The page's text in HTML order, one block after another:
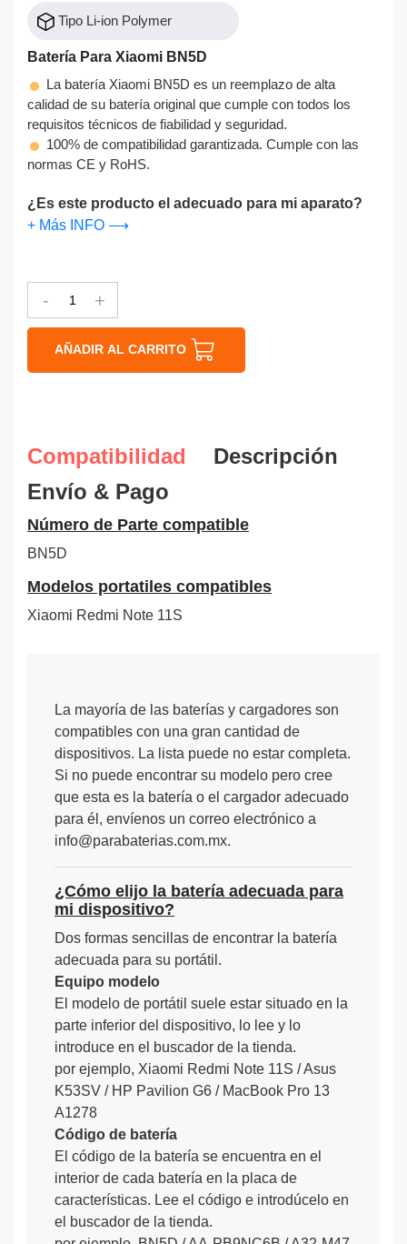
Tipo Li-ion Polymer
Batería Para Xiaomi BN5D
La batería Xiaomi BN5D es un reemplazo de alta
calidad de su batería original que cumple con todos los
requisitos técnicos de fiabilidad y seguridad.
100% de compatibilidad garantizada. Cumple con las
normas CE y RoHS.
¿Es este producto el adecuado para mi aparato?
+ Más INFO ⟶
- +
AÑADIR AL CARRITO
Compatibilidad
Descripción
Envío & Pago
Número de Parte compatible
BN5D
Modelos portatiles compatibles
Xiaomi Redmi Note 11S
La mayoría de las baterías y cargadores son
compatibles con una gran cantidad de
dispositivos. La lista puede no estar completa.
Si no puede encontrar su modelo pero cree
que esta es la batería o el cargador adecuado
para él, envíenos un correo electrónico a
info@parabaterias.com.mx.
¿Cómo elijo la batería adecuada para
mi dispositivo?
Dos formas sencillas de encontrar la batería
adecuada para su portátil.
Equipo modelo
El modelo de portátil suele estar situado en la
parte inferior del dispositivo, lo lee y lo
introduce en el buscador de la tienda.
por ejemplo, Xiaomi Redmi Note 11S / Asus
K53SV / HP Pavilion G6 / MacBook Pro 13
A1278
Código de batería
El código de la batería se encuentra en el
interior de cada batería en la placa de
características. Lee el código e introdúcelo en
el buscador de la tienda.